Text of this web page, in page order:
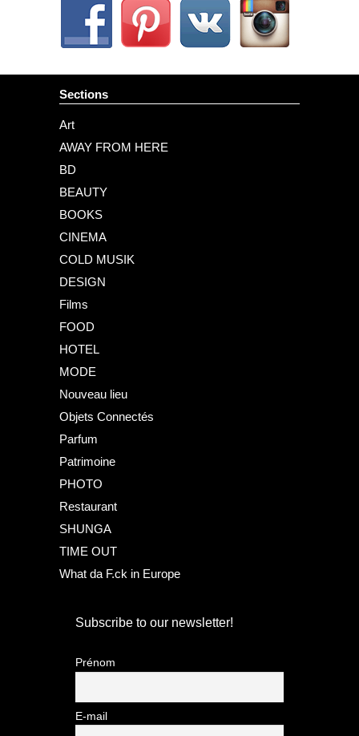
Sections
Art
AWAY FROM HERE
BD
BEAUTY
BOOKS
CINEMA
COLD MUSIK
DESIGN
Films
FOOD
HOTEL
MODE
Nouveau lieu
Objets Connectés
Parfum
Patrimoine
PHOTO
Restaurant
SHUNGA
TIME OUT
What da F.ck in Europe
Subscribe to our newsletter!
Prénom
E-mail